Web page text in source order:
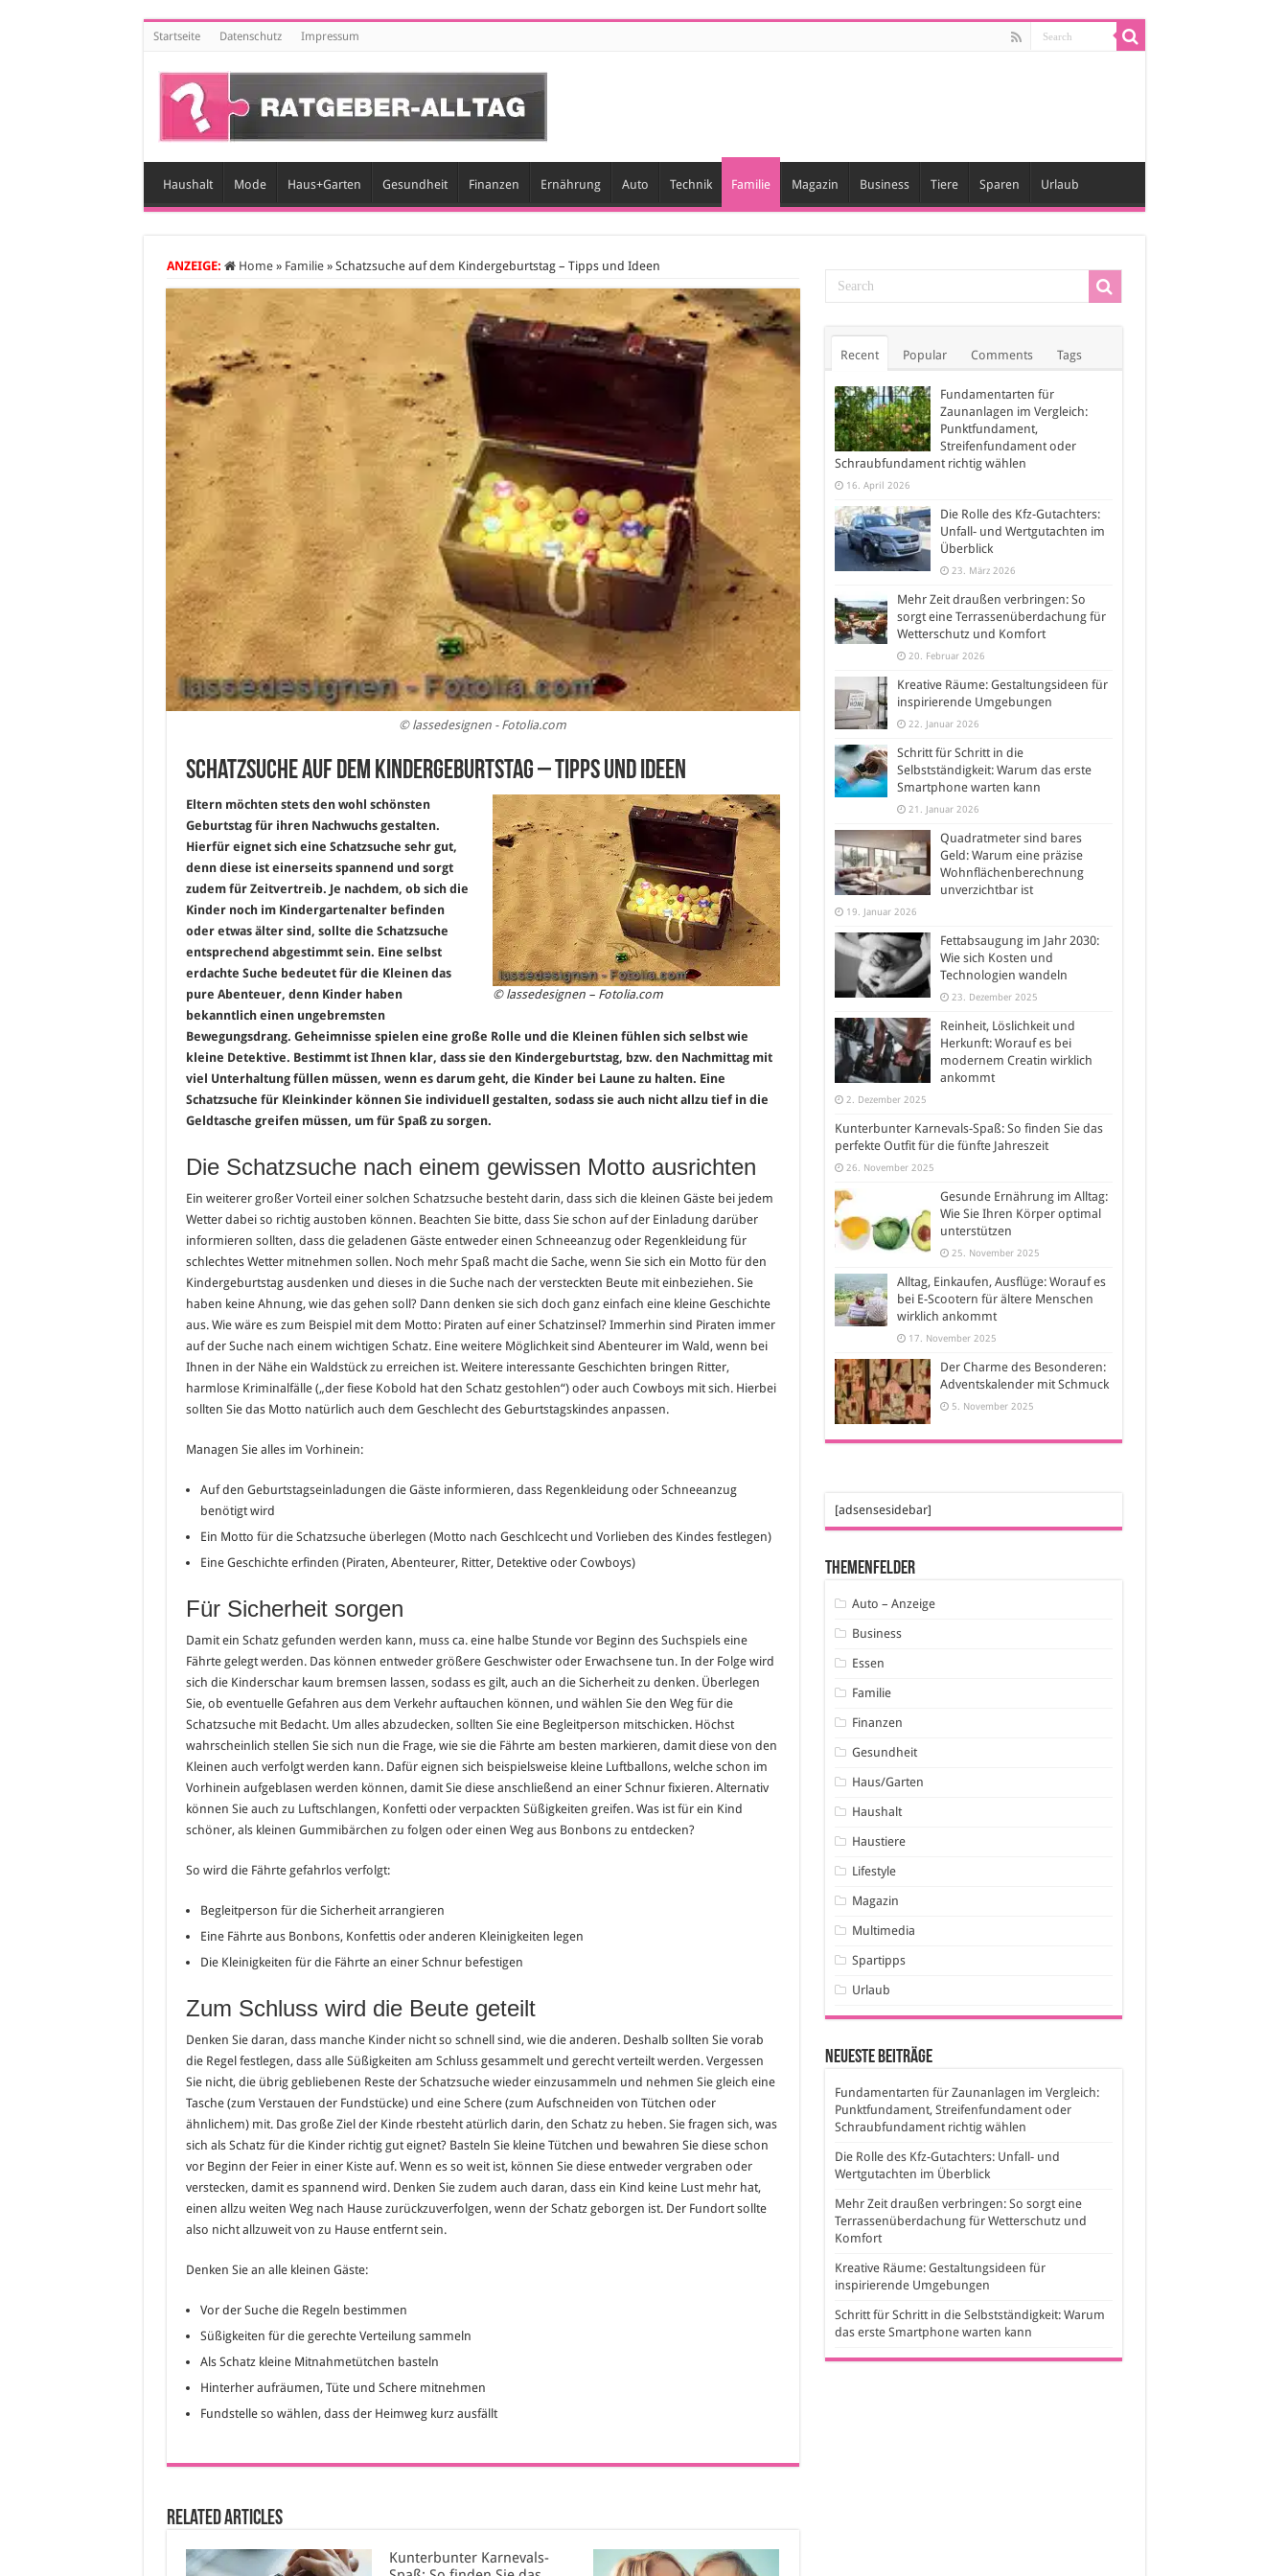
Startseite Datenschutz Impressum
Haushalt Mode Haus+Garten Gesundheit Finanzen Ernährung Auto Technik Familie Magazin Business Tiere Sparen Urlaub
ANZEIGE: Home » Familie » Schatzsuche auf dem Kindergeburtstag – Tipps und Ideen
© lassedesignen - Fotolia.com
Schatzsuche auf dem Kindergeburtstag – Tipps und Ideen
© lassedesignen – Fotolia.com
Eltern möchten stets den wohl schönsten
Geburtstag für ihren Nachwuchs gestalten.
Hierfür eignet sich eine Schatzsuche sehr gut,
denn diese ist einerseits spannend und sorgt
zudem für Zeitvertreib. Je nachdem, ob sich die
Kinder noch im Kindergartenalter befinden
oder etwas älter sind, sollte die Schatzsuche
entsprechend abgestimmt sein. Eine selbst
erdachte Suche bedeutet für die Kleinen das
pure Abenteuer, denn Kinder haben
bekanntlich einen ungebremsten
Bewegungsdrang. Geheimnisse spielen eine große Rolle und die Kleinen fühlen sich selbst wie
kleine Detektive. Bestimmt ist Ihnen klar, dass sie den Kindergeburtstag, bzw. den Nachmittag mit
viel Unterhaltung füllen müssen, wenn es darum geht, die Kinder bei Laune zu halten. Eine
Schatzsuche für Kleinkinder können Sie individuell gestalten, sodass sie auch nicht allzu tief in die
Geldtasche greifen müssen, um für Spaß zu sorgen.
Die Schatzsuche nach einem gewissen Motto ausrichten
Ein weiterer großer Vorteil einer solchen Schatzsuche besteht darin, dass sich die kleinen Gäste bei jedem
Wetter dabei so richtig austoben können. Beachten Sie bitte, dass Sie schon auf der Einladung darüber
informieren sollten, dass die geladenen Gäste entweder einen Schneeanzug oder Regenkleidung für
schlechtes Wetter mitnehmen sollen. Noch mehr Spaß macht die Sache, wenn Sie sich ein Motto für den
Kindergeburtstag ausdenken und dieses in die Suche nach der versteckten Beute mit einbeziehen. Sie
haben keine Ahnung, wie das gehen soll? Dann denken sie sich doch ganz einfach eine kleine Geschichte
aus. Wie wäre es zum Beispiel mit dem Motto: Piraten auf einer Schatzinsel? Immerhin sind Piraten immer
auf der Suche nach einem wichtigen Schatz. Eine weitere Möglichkeit sind Abenteurer im Wald, wenn bei
Ihnen in der Nähe ein Waldstück zu erreichen ist. Weitere interessante Geschichten bringen Ritter,
harmlose Kriminalfälle („der fiese Kobold hat den Schatz gestohlen“) oder auch Cowboys mit sich. Hierbei
sollten Sie das Motto natürlich auch dem Geschlecht des Geburtstagskindes anpassen.
Managen Sie alles im Vorhinein:
Auf den Geburtstagseinladungen die Gäste informieren, dass Regenkleidung oder Schneeanzug
benötigt wird
Ein Motto für die Schatzsuche überlegen (Motto nach Geschlcecht und Vorlieben des Kindes festlegen)
Eine Geschichte erfinden (Piraten, Abenteurer, Ritter, Detektive oder Cowboys)
Für Sicherheit sorgen
Damit ein Schatz gefunden werden kann, muss ca. eine halbe Stunde vor Beginn des Suchspiels eine
Fährte gelegt werden. Das können entweder größere Geschwister oder Erwachsene tun. In der Folge wird
sich die Kinderschar kaum bremsen lassen, sodass es gilt, auch an die Sicherheit zu denken. Überlegen
Sie, ob eventuelle Gefahren aus dem Verkehr auftauchen können, und wählen Sie den Weg für die
Schatzsuche mit Bedacht. Um alles abzudecken, sollten Sie eine Begleitperson mitschicken. Höchst
wahrscheinlich stellen Sie sich nun die Frage, wie sie die Fährte am besten markieren, damit diese von den
Kleinen auch verfolgt werden kann. Dafür eignen sich beispielsweise kleine Luftballons, welche schon im
Vorhinein aufgeblasen werden können, damit Sie diese anschließend an einer Schnur fixieren. Alternativ
können Sie auch zu Luftschlangen, Konfetti oder verpackten Süßigkeiten greifen. Was ist für ein Kind
schöner, als kleinen Gummibärchen zu folgen oder einen Weg aus Bonbons zu entdecken?
So wird die Fährte gefahrlos verfolgt:
Begleitperson für die Sicherheit arrangieren
Eine Fährte aus Bonbons, Konfettis oder anderen Kleinigkeiten legen
Die Kleinigkeiten für die Fährte an einer Schnur befestigen
Zum Schluss wird die Beute geteilt
Denken Sie daran, dass manche Kinder nicht so schnell sind, wie die anderen. Deshalb sollten Sie vorab
die Regel festlegen, dass alle Süßigkeiten am Schluss gesammelt und gerecht verteilt werden. Vergessen
Sie nicht, die übrig gebliebenen Reste der Schatzsuche wieder einzusammeln und nehmen Sie gleich eine
Tasche (zum Verstauen der Fundstücke) und eine Schere (zum Aufschneiden von Tütchen oder
ähnlichem) mit. Das große Ziel der Kinde rbesteht atürlich darin, den Schatz zu heben. Sie fragen sich, was
sich als Schatz für die Kinder richtig gut eignet? Basteln Sie kleine Tütchen und bewahren Sie diese schon
vor Beginn der Feier in einer Kiste auf. Wenn es so weit ist, können Sie diese entweder vergraben oder
verstecken, damit es spannend wird. Denken Sie zudem auch daran, dass ein Kind keine Lust mehr hat,
einen allzu weiten Weg nach Hause zurückzuverfolgen, wenn der Schatz geborgen ist. Der Fundort sollte
also nicht allzuweit von zu Hause entfernt sein.
Denken Sie an alle kleinen Gäste:
Vor der Suche die Regeln bestimmen
Süßigkeiten für die gerechte Verteilung sammeln
Als Schatz kleine Mitnahmetütchen basteln
Hinterher aufräumen, Tüte und Schere mitnehmen
Fundstelle so wählen, dass der Heimweg kurz ausfällt
Related Articles
Kunterbunter Karnevals-
Recent Popular Comments Tags
Fundamentarten für
Zaunanlagen im Vergleich:
Punktfundament,
Streifenfundament oder
Schraubfundament richtig wählen
16. April 2026
Die Rolle des Kfz-Gutachters:
Unfall- und Wertgutachten im
Überblick
23. März 2026
Mehr Zeit draußen verbringen: So
sorgt eine Terrassenüberdachung für
Wetterschutz und Komfort
20. Februar 2026
Kreative Räume: Gestaltungsideen für
inspirierende Umgebungen
22. Januar 2026
Schritt für Schritt in die
Selbstständigkeit: Warum das erste
Smartphone warten kann
21. Januar 2026
Quadratmeter sind bares
Geld: Warum eine präzise
Wohnflächenberechnung
unverzichtbar ist
19. Januar 2026
Fettabsaugung im Jahr 2030:
Wie sich Kosten und
Technologien wandeln
23. Dezember 2025
Reinheit, Löslichkeit und
Herkunft: Worauf es bei
modernem Creatin wirklich
ankommt
2. Dezember 2025
Kunterbunter Karnevals-Spaß: So finden Sie das
perfekte Outfit für die fünfte Jahreszeit
26. November 2025
Gesunde Ernährung im Alltag:
Wie Sie Ihren Körper optimal
unterstützen
25. November 2025
Alltag, Einkaufen, Ausflüge: Worauf es
bei E-Scootern für ältere Menschen
wirklich ankommt
17. November 2025
Der Charme des Besonderen:
Adventskalender mit Schmuck
5. November 2025
[adsensesidebar]
Themenfelder
Auto – Anzeige
Business
Essen
Familie
Finanzen
Gesundheit
Haus/Garten
Haushalt
Haustiere
Lifestyle
Magazin
Multimedia
Spartipps
Urlaub
Neueste Beiträge
Fundamentarten für Zaunanlagen im Vergleich:
Punktfundament, Streifenfundament oder
Schraubfundament richtig wählen
Die Rolle des Kfz-Gutachters: Unfall- und
Wertgutachten im Überblick
Mehr Zeit draußen verbringen: So sorgt eine
Terrassenüberdachung für Wetterschutz und
Komfort
Kreative Räume: Gestaltungsideen für
inspirierende Umgebungen
Schritt für Schritt in die Selbstständigkeit: Warum
das erste Smartphone warten kann